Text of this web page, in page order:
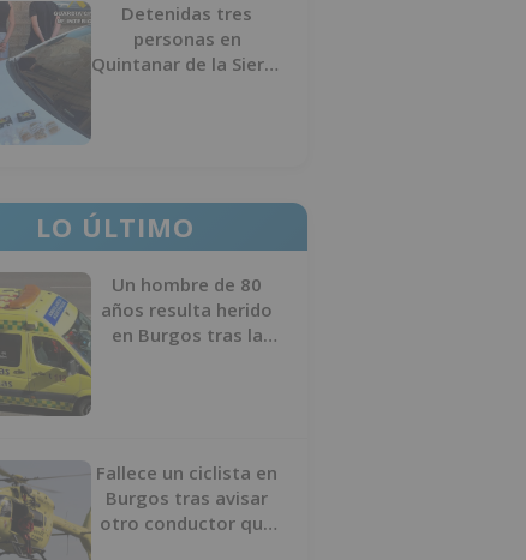
Detenidas tres
personas en
Quintanar de la Sierra
LO ÚLTIMO
Un hombre de 80
años resulta herido
en Burgos tras la
Fallece un ciclista en
Burgos tras avisar
otro conductor que